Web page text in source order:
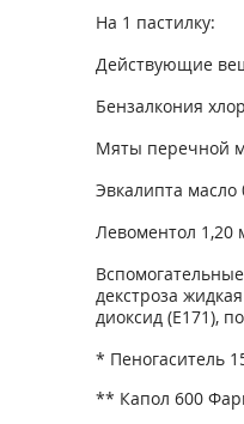
На 1 пастилку:
Действующие
Бензалкония
Мяты перечной
Эвкалипта масло
Левоментол 1,20
декстроза
диоксид (Е171),
* Пеногаситель
** Капол 600